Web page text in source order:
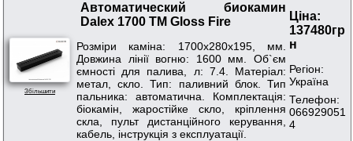
Збільшити
Автоматический биокамин
Dalex 1700 ТМ Gloss Fire
Розміри каміна: 1700х280х195, мм.
Довжина лінії вогню: 1600 мм. Об`єм
ємності для палива, л: 7.4. Матеріал:
метал, скло. Тип: паливний блок. Тип
пальника: автоматична. Комплектація:
біокамін, жаростійке скло, кріплення
скла, пульт дистанційного керування,
кабель, інструкція з експлуатації.
Ціна:
137480гр
н
Регіон:
Україна
Телефон:
066929051
4